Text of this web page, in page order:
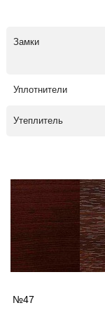
Замки
Уплотнители
Утеплитель
№47